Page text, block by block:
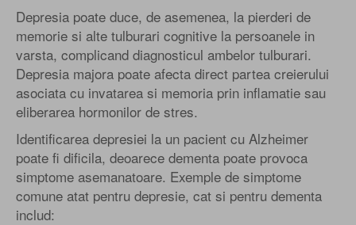
Depresia poate duce, de asemenea, la pierderi de
memorie si alte tulburari cognitive la persoanele in
varsta, complicand diagnosticul ambelor tulburari.
Depresia majora poate afecta direct partea creierului
asociata cu invatarea si memoria prin inflamatie sau
eliberarea hormonilor de stres.
Identificarea depresiei la un pacient cu Alzheimer
poate fi dificila, deoarece dementa poate provoca
simptome asemanatoare. Exemple de simptome
comune atat pentru depresie, cat si pentru dementa
includ: